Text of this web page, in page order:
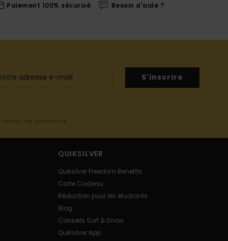
Paiement 100% sécurisé Besoin d'aide ?
S'inscrire
de bienvenue
QUIKSILVER
Quiksilver Freedom Benefits
Carte Cadeau
Réduction pour les étudiants
Blog
Conseils Surf & Snow
Quiksilver App